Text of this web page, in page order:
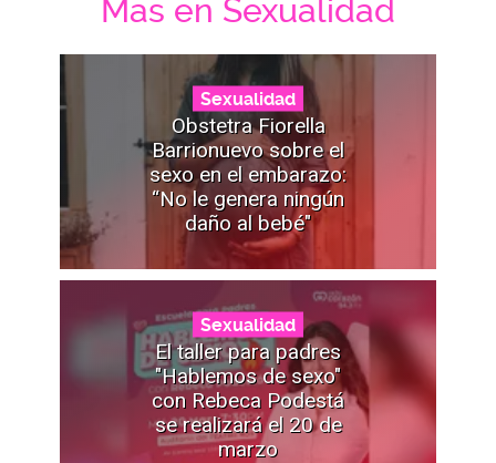
Mas en Sexualidad
Sexualidad
Obstetra Fiorella
Barrionuevo sobre el
sexo en el embarazo:
“No le genera ningún
daño al bebé"
Sexualidad
El taller para padres
"Hablemos de sexo"
con Rebeca Podestá
se realizará el 20 de
marzo